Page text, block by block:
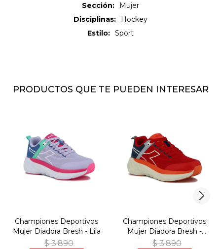
Sección
Mujer
Disciplinas
Hockey
Estilo
Sport
PRODUCTOS QUE TE PUEDEN INTERESAR
Championes Deportivos
Mujer Diadora Bresh - Lila
$ 3.890
Championes Deportivos
Mujer Diadora Bresh -
Bordo
$ 3.890